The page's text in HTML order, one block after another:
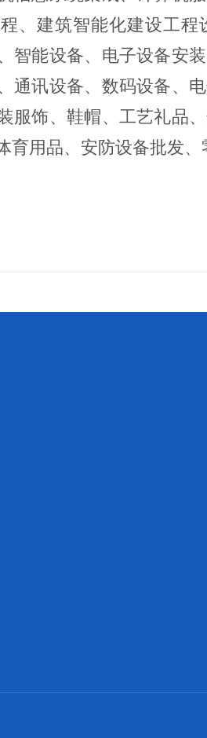
、建筑智能化建设工
智能设备、电子设备安
通讯设备、数码设备、
服饰、鞋帽、工艺礼品
育用品、安防设备批发、